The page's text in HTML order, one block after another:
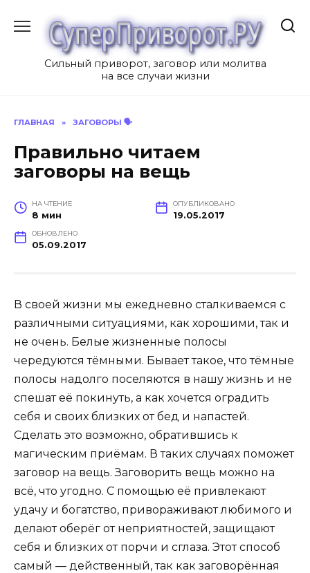
содержанию
Сильный приворот, заговор или молитва
на все случаи жизни
ГЛАВНАЯ » ЗАГОВОРЫ 🗣
Правильно читаем
заговоры на вещь
НА ЧТЕНИЕ
8 мин
ОПУБЛИКОВАНО
19.05.2017
ОБНОВЛЕНО
05.09.2017
В своей жизни мы ежедневно сталкиваемся с
различными ситуациями, как хорошими, так и
не очень. Белые жизненные полосы
чередуются тёмными. Бывает такое, что тёмные
полосы надолго поселяются в нашу жизнь и не
спешат её покинуть, а как хочется оградить
себя и своих близких от бед и напастей.
Сделать это возможно, обратившись к
магическим приёмам. В таких случаях поможет
заговор на вещь. Заговорить вещь можно на
всё, что угодно. С помощью её привлекают
удачу и богатство, привораживают любимого и
делают оберёг от неприятностей, защищают
себя и близких от порчи и сглаза. Этот способ
самый — действенный, так как заговорённая